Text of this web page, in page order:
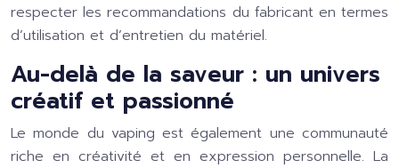
respecter les recommandations du fabricant en termes
d’utilisation et d’entretien du matériel.
Au-delà de la saveur : un univers
créatif et passionné
Le monde du vaping est également une communauté
riche en créativité et en expression personnelle. La